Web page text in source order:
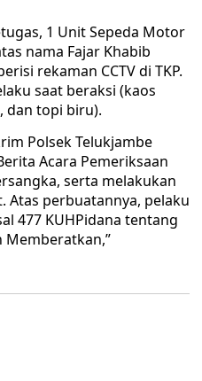
1 Unit Sepeda Motor
nama Fajar Khabib
rekaman CCTV di TKP.
saat beraksi (kaos
dan topi biru).
Polsek Telukjambe
Acara Pemeriksaan
serta melakukan
Atas perbuatannya, pelaku
477 KUHPidana tentang
Memberatkan,”